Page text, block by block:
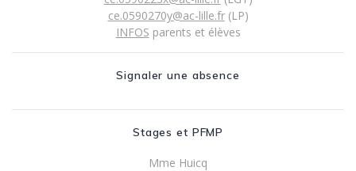
ce.0590270y@ac-lille.fr(LP)
INFOS parents et élèves
Signaler une absence
Stages et PFMP
Mme Huicq